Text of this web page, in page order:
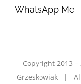
WhatsApp Me
Copyright 2013
Grzeskowiak |